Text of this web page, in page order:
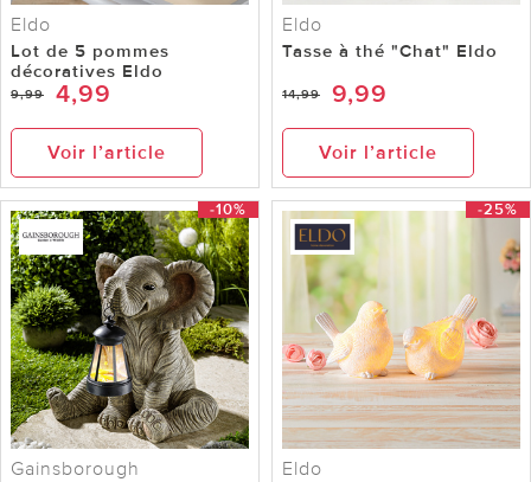
Eldo
Lot de 5 pommes
décoratives Eldo
9,99 4,99
Voir l’article
Eldo
Tasse à thé "Chat" Eldo
14,99 9,99
Voir l’article
-10%
Gainsborough
-25%
Eldo